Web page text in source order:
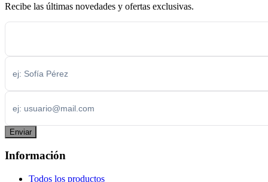
Recibe las últimas novedades y ofertas exclusivas.
Enviar
Información
Todos los productos